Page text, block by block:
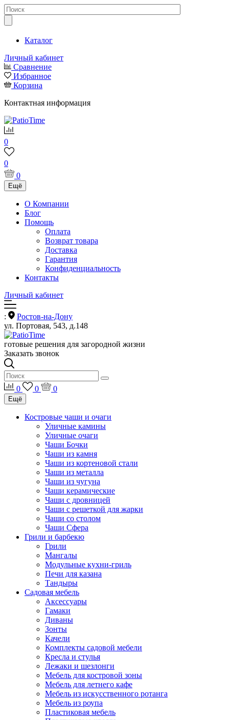
Каталог
Личный кабинет
Сравнение
Избранное
Корзина
Контактная информация
0
0
0
Ещё
О Компании
Блог
Помощь
Оплата
Возврат товара
Доставка
Гарантия
Конфиденциальность
Контакты
Личный кабинет
:
Ростов-на-Дону
ул. Портовая, 543, д.148
готовые решения для загородной жизни
Заказать звонок
0 0 0
Ещё
Костровые чаши и очаги
Уличные камины
Уличные очаги
Чаши Бочки
Чаши из камня
Чаши из кортеновой стали
Чаши из металла
Чаши из чугуна
Чаши керамические
Чаши с дровницей
Чаши с решеткой для жарки
Чаши со столом
Чаши Сфера
Грили и барбекю
Грили
Мангалы
Модульные кухни-гриль
Печи для казана
Тандыры
Садовая мебель
Аксессуары
Гамаки
Диваны
Зонты
Качели
Комплекты садовой мебели
Кресла и стулья
Лежаки и шезлонги
Мебель для костровой зоны
Мебель для летнего кафе
Мебель из искусственного ротанга
Мебель из роупа
Пластиковая мебель